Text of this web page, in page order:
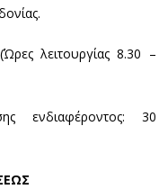
λειτουργίας 8.30 –
ενδιαφέροντος: 30